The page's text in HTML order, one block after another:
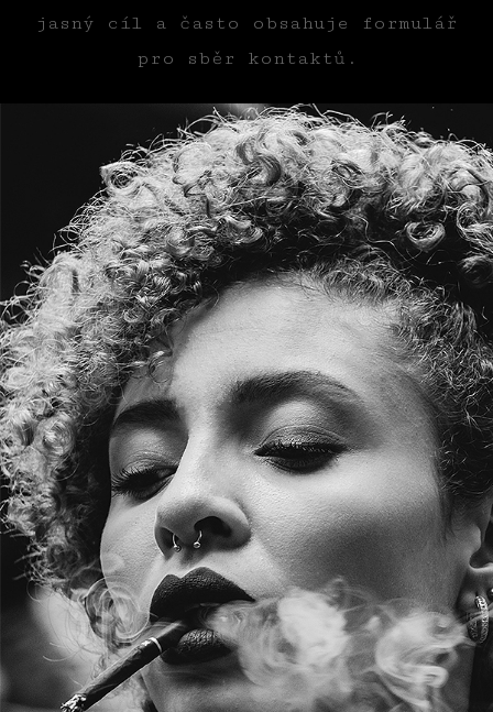
jasný cíl a často obsahuje formulář
pro sběr kontaktů.